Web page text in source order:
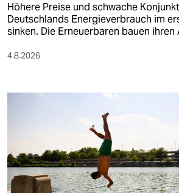
Höhere Preise und schwache
Deutschlands Energieverbrauch im
sinken. Die Erneuerbaren bauen ihren
4.8.2026